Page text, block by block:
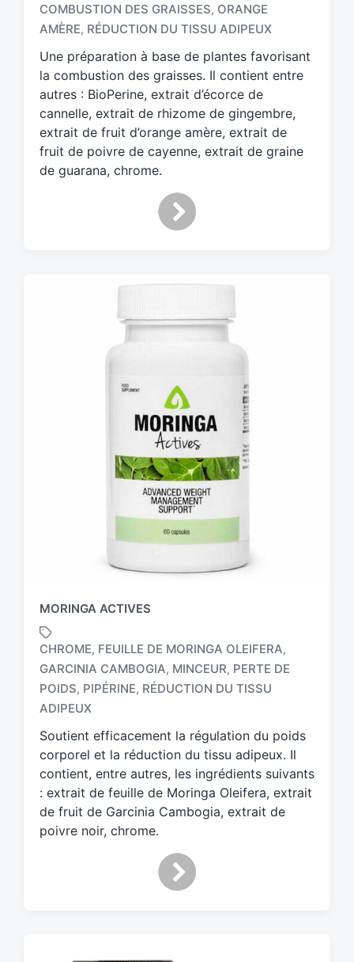
a
g
g
d
w
i
t
h
COMBUSTION DES GRAISSES, ORANGE
AMÈRE, RÉDUCTION DU TISSU ADIPEUX
Une préparation à base de plantes favorisant
la combustion des graisses. Il contient entre
autres : BioPerine, extrait d’écorce de
cannelle, extrait de rhizome de gingembre,
extrait de fruit d’orange amère, extrait de
fruit de poivre de cayenne, extrait de graine
de guarana, chrome.
MORINGA ACTIVES
a
g
g
d
w
i
t
h
CHROME, FEUILLE DE MORINGA OLEIFERA,
GARCINIA CAMBOGIA, MINCEUR, PERTE DE
POIDS, PIPÉRINE, RÉDUCTION DU TISSU
ADIPEUX
Soutient efficacement la régulation du poids
corporel et la réduction du tissu adipeux. Il
contient, entre autres, les ingrédients suivants
: extrait de feuille de Moringa Oleifera, extrait
de fruit de Garcinia Cambogia, extrait de
poivre noir, chrome.